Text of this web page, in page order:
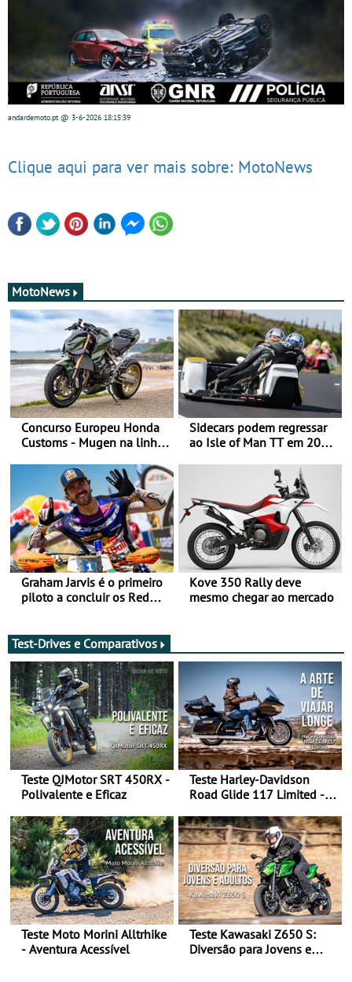
andardemoto.pt@ 3-6-2026 18:15:39
Clique aqui para ver mais sobre: MotoNews
MotoNews
Concurso Europeu Honda
Customs - Mugen na linha
Sidecars podem regressar
ao Isle of Man TT em 2027
Graham Jarvis é o primeiro
piloto a concluir os Red
Kove 350 Rally deve
mesmo chegar ao mercado
Test-Drives e Comparativos
Teste QJMotor SRT 450RX -
Polivalente e Eficaz
Teste Harley-Davidson
Road Glide 117 Limited - A
Teste Moto Morini Alltrhike
- Aventura Acessível
Teste Kawasaki Z650 S:
Diversão para Jovens e